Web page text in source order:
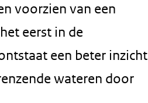
voorzien van een
eerst in de
een beter inzicht
wateren door